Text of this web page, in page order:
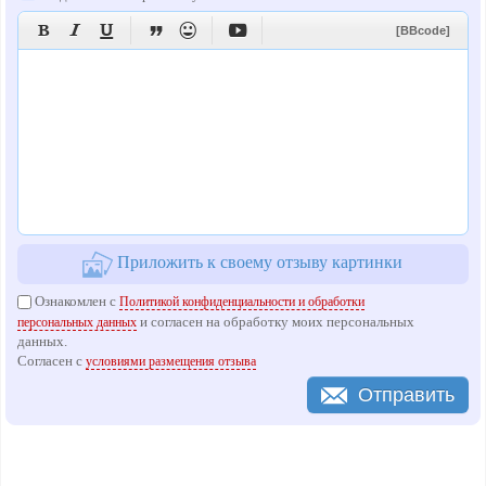
      [BBcode]
Приложить к своему отзыву картинки
Ознакомлен сПолитикой конфиденциальности и обработки
персональных данных и согласен на обработку моих персональных
данных.
Согласен сусловиями размещения отзыва
Отправить